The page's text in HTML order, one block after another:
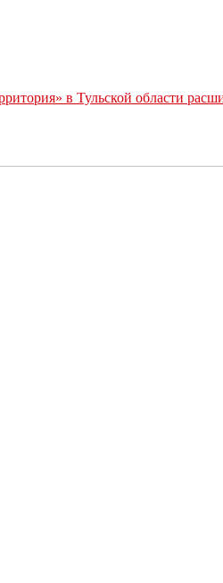
в Тульской области